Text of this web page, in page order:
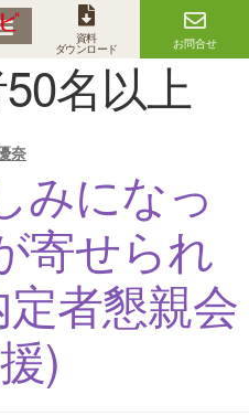
資料
ダウンロード
お問合せ
名以上
奈
みになっ
寄せられ
者懇親会
)